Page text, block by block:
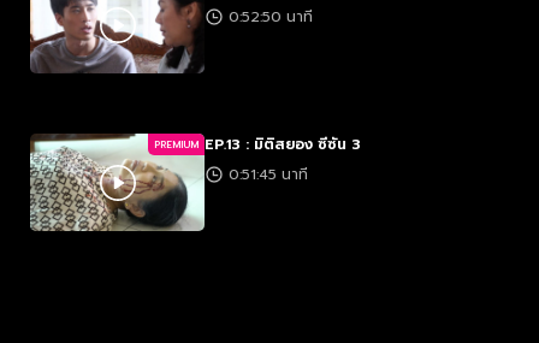
0:52:50 นาที
PREMIUM EP.13 : มิติสยอง ซีซัน 3
0:51:45 นาที